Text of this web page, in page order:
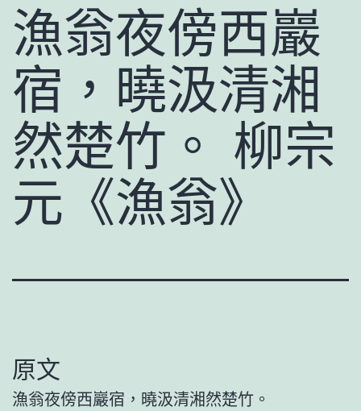
漁翁夜傍西巖
宿，曉汲清湘
然楚竹。 柳宗
元《漁翁》
原文
漁翁夜傍西巖宿，曉汲清湘然楚竹。